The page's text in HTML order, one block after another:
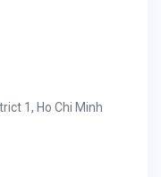
1, Ho Chi Minh